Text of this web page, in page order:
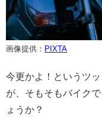
画像提供： PIXTA
今更かよ！というツ
が、そもそもバイク
ょうか？